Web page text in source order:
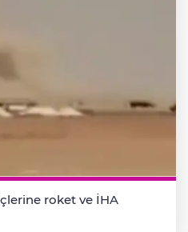
roket ve İHA